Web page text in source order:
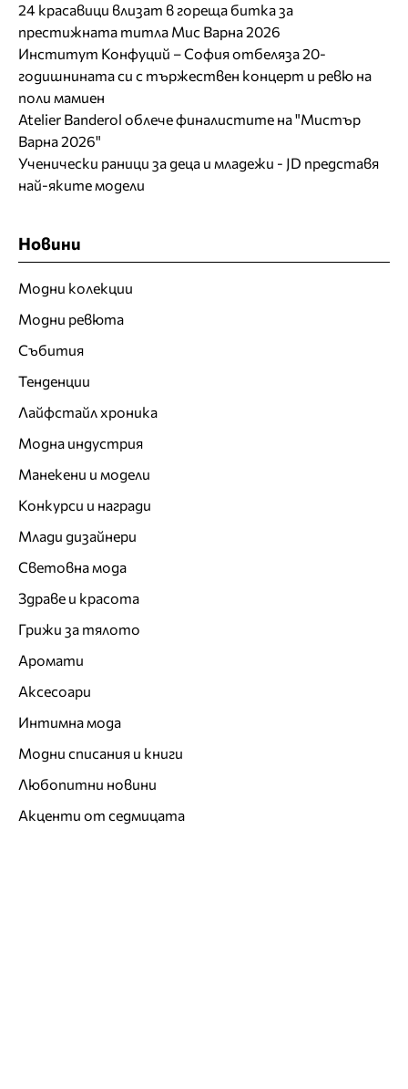
24 красавици влизат в гореща битка за
престижната титла Мис Варна 2026
Институт Конфуций – София отбеляза 20-
годишнината си с тържествен концерт и ревю на
поли мамиен
Atelier Banderol облече финалистите на "Мистър
Варна 2026"
Ученически раници за деца и младежи - JD представя
най-яките модели
Новини
Модни колекции
Модни ревюта
Събития
Тенденции
Лайфстайл хроника
Модна индустрия
Манекени и модели
Конкурси и награди
Млади дизайнери
Световна мода
Здраве и красота
Грижи за тялото
Аромати
Аксесоари
Интимна мода
Модни списания и книги
Любопитни новини
Акценти от седмицата